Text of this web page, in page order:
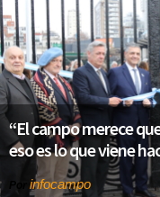
“El campo merece
eso es lo que viene
Por infocampo